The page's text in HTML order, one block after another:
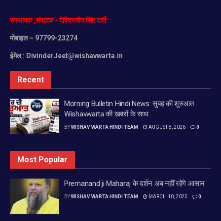
संस्थापक,संपादक-देविंदरजीतसिंहदर्शी
मोबाइल– 97799-23274
ईमेल : DivinderJeet@wishavwarta.in
Recent
Morning Bulletin Hindi News: सुबह की शुरुआत
Wishavwarta की खबरों के साथ
BYWISHAV WARTA HINDI TEAM AUGUST 8, 2026 0
Most Popular
Premanand ji Maharaj के दर्शन अब नहीं रहेंगे आसान
BYWISHAV WARTA HINDI TEAM MARCH 10, 2025 0